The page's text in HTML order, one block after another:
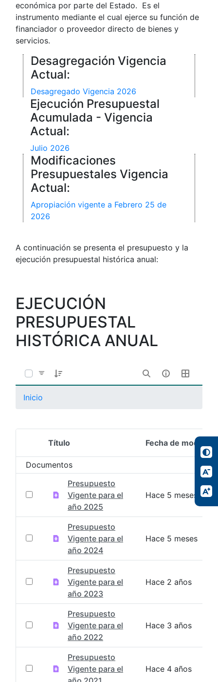
económica por parte del Estado. Es el
instrumento mediante el cual ejerce su función de
financiador o proveedor directo de bienes y
servicios.
Desagregación Vigencia
Actual:
Desagregado Vigencia 2026
Ejecución Presupuestal
Acumulada - Vigencia
Actual:
Julio 2026
Modificaciones
Presupuestales Vigencia
Actual:
Apropiación vigente a Febrero 25 de
2026
A continuación se presenta el presupuesto y la
ejecución presupuestal histórica anual:
EJECUCIÓN
PRESUPUESTAL
HISTÓRICA ANUAL
Inicio
Selección del elemento
Título Fecha de
Documentos
Presupuesto
Vigente para el
año 2025
Hace 5 meses
Presupuesto
Vigente para el
año 2024
Hace 5 meses
Presupuesto
Vigente para el
año 2023
Hace 2 años
Presupuesto
Vigente para el
año 2022
Hace 3 años
Presupuesto
Vigente para el
Hace 4 años